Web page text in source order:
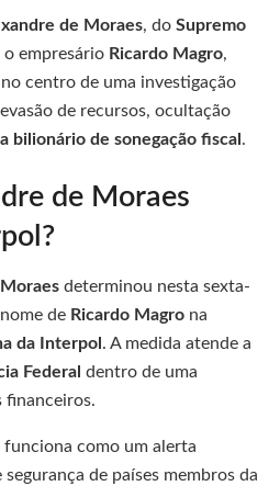
de Moraes, do Supremo
empresário Ricardo Magro,
no centro de uma investigação
de recursos, ocultação
bilionário de sonegação fiscal .
de Moraes
determinou nesta sexta-
de Ricardo Magro na
da Interpol . A medida atende a
Federal dentro de uma
financeiros.
funciona como um alerta
de países membros da